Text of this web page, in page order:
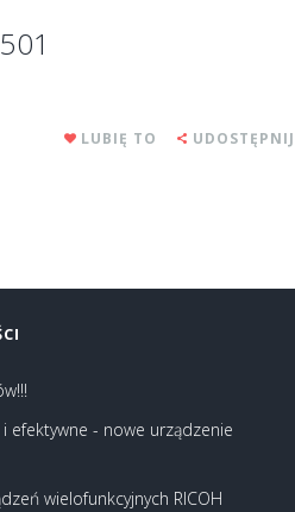
LUBIĘ TO UDOSTĘPNIJ
efektywne - nowe urządzenie
wielofunkcyjnych RICOH